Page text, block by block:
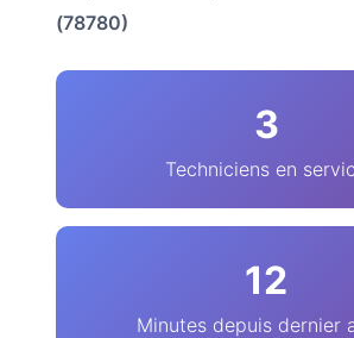
(78780)
3
Techniciens en
12
Minutes depuis dernier